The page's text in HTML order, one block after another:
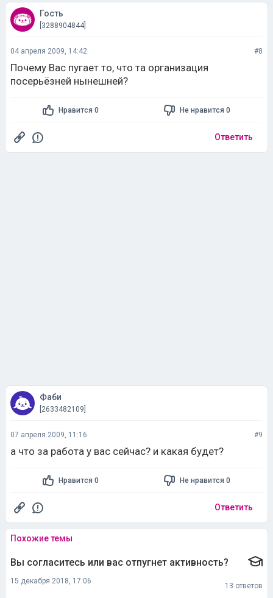
Гость
[3288904844]
04 апреля 2009, 14:42 #8
Почему Вас пугает то, что та организация
посерьёзней нынешней?
Нравится 0 Не нравится 0
Ответить
Фаби
[2633482109]
07 апреля 2009, 11:16 #9
а что за работа у вас сейчас? и какая будет?
Нравится 0 Не нравится 0
Ответить
Похожие темы
Вы согласитесь или вас отпугнет активность?
15 декабря 2018, 17:06
13 ответов